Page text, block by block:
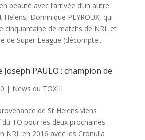
beauté avec l’arrivée d’un autre
Dominique PEYROUX, qui
cinquantaine de matchs de NRL et
de Super League (décompte...
Joseph PAULO : champion de
| News du TOXIII
de St Helens viens
du TO pour les deux prochaines
NRL en 2016 avec les Cronulla